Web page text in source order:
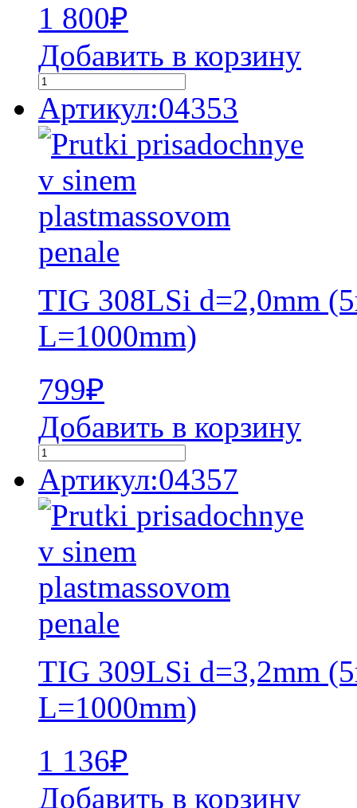
1 800₽
Добавить в корзину
Артикул:04353
TIG 308LSi d=2,0mm
L=1000mm)
799₽
Добавить в корзину
Артикул:04357
TIG 309LSi d=3,2mm
L=1000mm)
1 136₽
Добавить в корзину